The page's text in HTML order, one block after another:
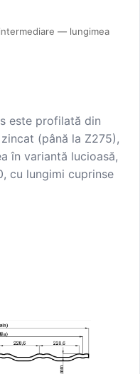
— lungimea
este profilată din
(până la Z275),
în variantă lucioasă,
cu lungimi cuprinse